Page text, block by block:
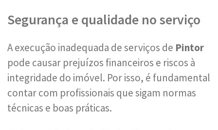
Segurança e qualidade no serviço
A execução inadequada de serviços de Pintor
pode causar prejuízos financeiros e riscos à
integridade do imóvel. Por isso, é fundamental
contar com profissionais que sigam normas
técnicas e boas práticas.